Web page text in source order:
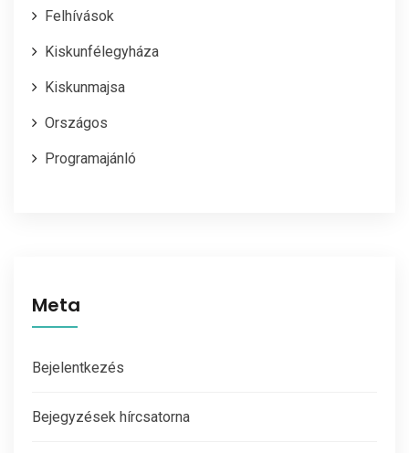
Felhívások
Kiskunfélegyháza
Kiskunmajsa
Országos
Programajánló
Meta
Bejelentkezés
Bejegyzések hírcsatorna